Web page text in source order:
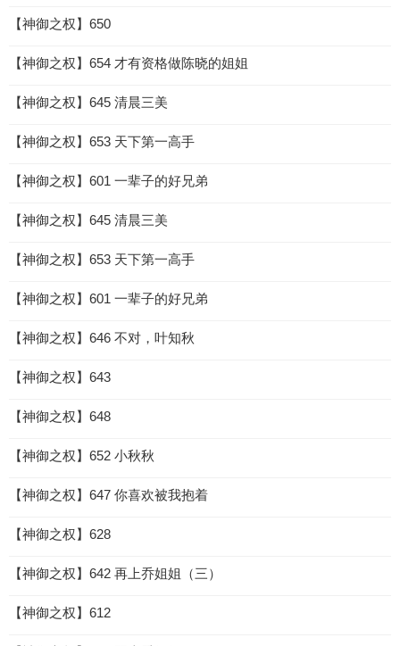
【神御之权】650
【神御之权】654 才有资格做陈晓的姐姐
【神御之权】645 清晨三美
【神御之权】653 天下第一高手
【神御之权】601 一辈子的好兄弟
【神御之权】645 清晨三美
【神御之权】653 天下第一高手
【神御之权】601 一辈子的好兄弟
【神御之权】646 不对，叶知秋
【神御之权】643
【神御之权】648
【神御之权】652 小秋秋
【神御之权】647 你喜欢被我抱着
【神御之权】628
【神御之权】642 再上乔姐姐（三）
【神御之权】612